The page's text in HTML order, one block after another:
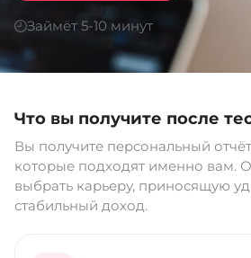
Займёт 5-10 минут
Что вы получите после
Вы получите персональный
которые подходят именно вам.
выбрать карьеру, приносящую
стабильный доход.